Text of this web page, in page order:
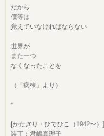
だから
僕等は
覚えていなければならない
世界が
また一つ
なくなったことを
（「病棟」より）
*
[かたぎり・ひでひこ（1942〜）]
装丁：君嶋真理子